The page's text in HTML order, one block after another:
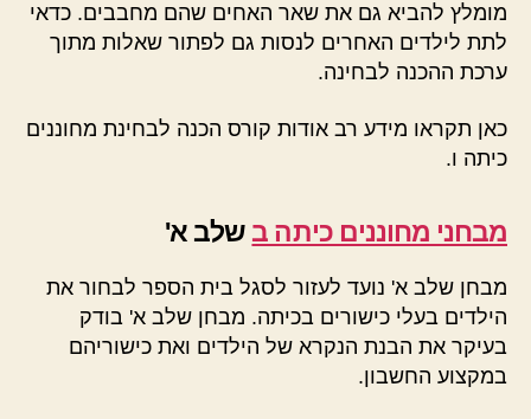
מומלץ להביא גם את שאר האחים שהם מחבבים. כדאי
לתת לילדים האחרים לנסות גם לפתור שאלות מתוך
ערכת ההכנה לבחינה.
כאן תקראו מידע רב אודות קורס הכנה לבחינת מחוננים
כיתה ו.
מבחני מחוננים כיתה ב שלב א'
מבחן שלב א' נועד לעזור לסגל בית הספר לבחור את
הילדים בעלי כישורים בכיתה. מבחן שלב א' בודק
בעיקר את הבנת הנקרא של הילדים ואת כישוריהם
במקצוע החשבון.